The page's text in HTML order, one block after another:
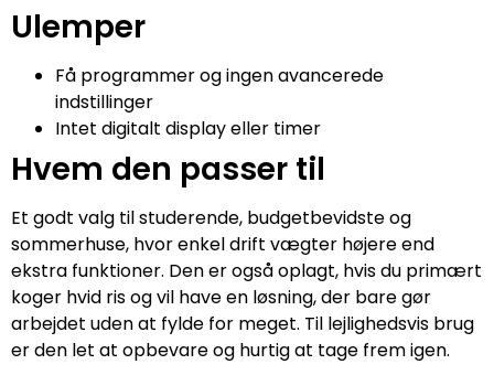
Ulemper
Få programmer og ingen avancerede
indstillinger
Intet digitalt display eller timer
Hvem den passer til
Et godt valg til studerende, budgetbevidste og
sommerhuse, hvor enkel drift vægter højere end
ekstra funktioner. Den er også oplagt, hvis du primært
koger hvid ris og vil have en løsning, der bare gør
arbejdet uden at fylde for meget. Til lejlighedsvis brug
er den let at opbevare og hurtig at tage frem igen.